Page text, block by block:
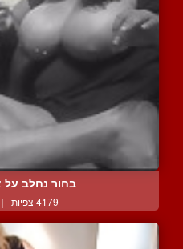
בחור נחלב על
4179 צפיות |